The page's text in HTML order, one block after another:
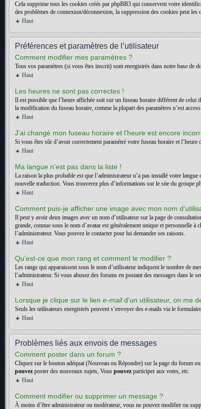
Cela supprime tous les cookies créés par phpBB3 qui conservent votre
des problèmes de connexion/déconnexion, la suppression des cookies peut les
Haut
Préférences et paramètres de l’utilisateur
Comment modifier mes paramètres ?
Tous vos paramètres (si vous êtes inscrit) sont enregistrés dans notre base de
Haut
Les heures ne sont pas correctes !
Il est possible que l’heure affichée soit sur un fuseau horaire différent de
la modification du fuseau horaire, comme la plupart des paramètres n’est
Haut
J’ai changé mon fuseau horaire et l’heure est encore
Si vous êtes sûr d’avoir correctement paramétré votre fuseau horaire et
Haut
Ma langue n’est pas dans la liste !
La raison la plus probable est que l’administrateur n’a pas installé votre
nouvelle traduction. Vous trouverez plus d’informations sur le site du groupe
Haut
Comment puis-je afficher une image avec mon nom
Il peut y avoir deux images avec un nom d’utilisateur sur la page de
grande, connue sous le nom d’avatar est généralement unique et personnelle
l’administrateur. Vous pouvez le contacter pour lui demander ses raisons.
Haut
Qu’est-ce que mon rang et comment le modifier ?
Les rangs qui apparaissent sous le nom d’utilisateur indiquent le nombre de
l’administrateur. Si vous abusez des forums en postant des messages dans le
Haut
Lorsque je clique sur le lien e-maild’un utilisateur, on me
Seuls les utilisateurs enregistrés peuvent s’envoyer des e-mails via le
Haut
Problèmes liés aux envois de messages
Comment poster dans un forum ?
Cliquez sur le bouton adéquat (Nouveau ou Répondre) sur la page du forum
pouvez poster des nouveaux sujets, Vous pouvez participer aux votes, etc.
Haut
Comment modifier ou supprimer un message ?
À moins d’être administrateur ou modérateur, vous ne pouvez modifier ou